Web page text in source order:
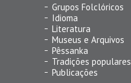
Grupos Folclóricos
Idioma
Literatura
Museus e Arquivos
Pêssanka
Tradições populares
Publicações